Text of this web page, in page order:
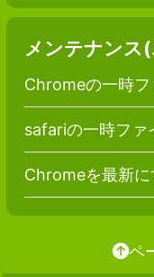
メンテナンス
Chromeの一時フ
safariの一時ファ
Chromeを最新に
ペ